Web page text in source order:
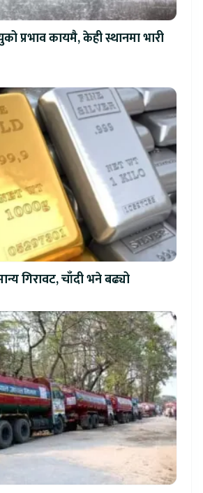
प्रभाव कायमै, केही स्थानमा भारी
गिरावट, चाँदी भने बढ्यो